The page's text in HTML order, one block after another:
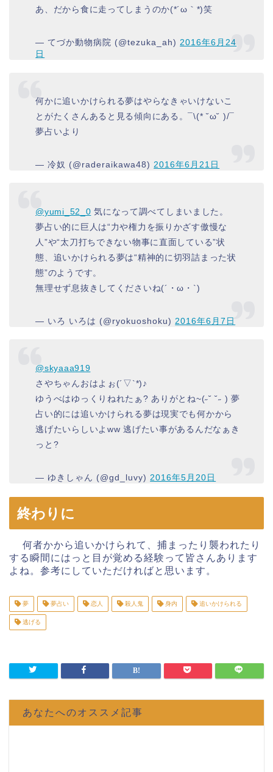
あ、だから食に走ってしまうのか(*´ω｀*)笑
— てづか動物病院 (@tezuka_ah)2016年6月24
日
何かに追いかけられる夢はやらなきゃいけないこ
とがたくさんあると見る傾向にある。¯\(* ˘ω˘ )/¯
夢占いより
— 冷奴 (@raderaikawa48) 2016年6月21日
@yumi_52_0 気になって調べてしまいました。
夢占い的に巨人は“力や権力を振りかざす傲慢な
人”や“太刀打ちできない物事に直面している”状
態、追いかけられる夢は“精神的に切羽詰まった状
態”のようです。
無理せず息抜きしてくださいね(´・ω・`)
— いろ いろは (@ryokuoshoku) 2016年6月7日
@skyaaa919
さやちゃんおはよぉ(´▽`*)♪
ゆうべはゆっくりねれたぁ? ありがとね~(˶˘ ˘˶ ) 夢
占い的には追いかけられる夢は現実でも何かから
逃げたいらしいよww 逃げたい事があるんだなぁき
っと?
— ゆきしゃん (@gd_luvy) 2016年5月20日
終わりに
何者かから追いかけられて、捕まったり襲われたり
する瞬間にはっと目が覚める経験って皆さんあります
よね。参考にしていただければと思います。
夢 夢占い 恋人 殺人鬼 身内 追いかけられる
逃げる
あなたへのオススメ記事